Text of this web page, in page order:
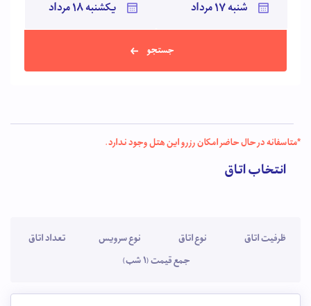
جستجو
*متاسفانه در حال حاضر امکان رزرو این هتل وجود ندارد.
انتخاب اتاق
ظرفیت اتاق نوع اتاق نوع سرویس
تعداد اتاق
جمع قیمت (1 شب)